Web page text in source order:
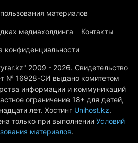
материалов
медиахолдинга Контакты
конфиденциальности
2009 - 2026. Свидетельство
№ 16928-СИ выдано комитетом
информации и коммуникаций
ограничение 18+ для детей,
лет. Хостинг Unihost.kz.
только при выполнении Условий
материалов.